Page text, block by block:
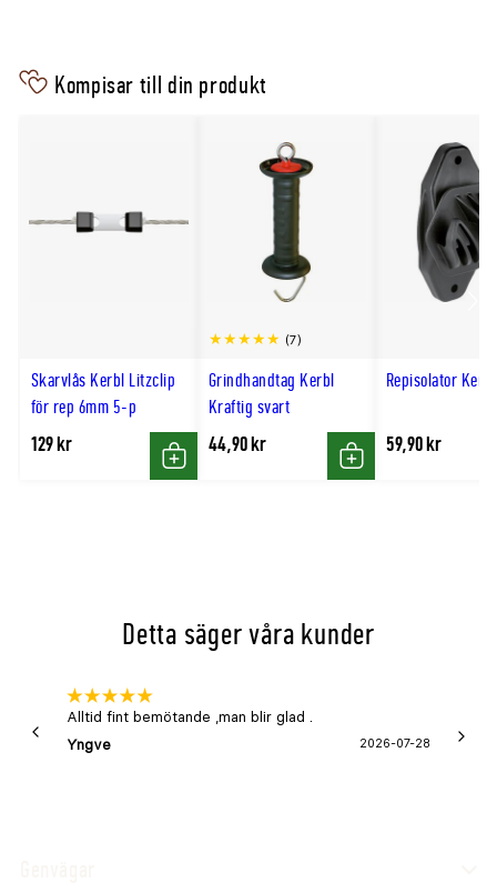
Kompisar till din produkt
Skarvlås Kerbl Litzclip
för rep 6mm 5-p
129 kr
Köp
Grindhandtag Kerbl
Kraftig svart
(7)
44,90 kr
Köp
Repisolator
59,90 kr
Detta säger våra kunder
Alltid fint bemötande ,man blir glad .
Yngve
2026-07-28